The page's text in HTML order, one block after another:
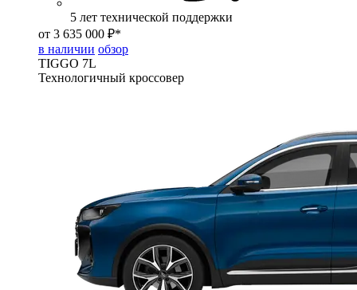
5 лет технической поддержки
от 3 635 000 ₽*
в наличии обзор
TIGGO 7L
Технологичный кроссовер